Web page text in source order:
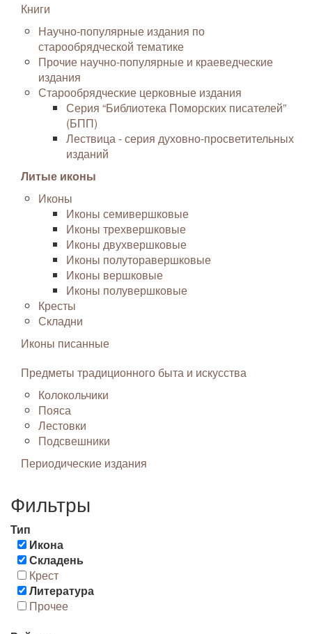
Книги
Научно-популярные издания по
старообрядческой тематике
Прочие научно-популярные и краеведческие
издания
Старообрядческие церковные издания
Серия “Библиотека Поморских писателей”
(БПП)
Лествица - серия духовно-просветительных
изданий
Литые иконы
Иконы
Иконы семивершковые
Иконы трехвершковые
Иконы двухвершковые
Иконы полуторавершковые
Иконы вершковые
Иконы полувершковые
Кресты
Складни
Иконы писанные
Предметы традиционного быта и искусства
Колокольчики
Пояса
Лестовки
Подсвешники
Периодические издания
Фильтры
Тип
Икона
Складень
Крест
Литература
Прочее